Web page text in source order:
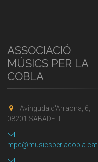
ASSOCIACIÓ
MÚSICS PER LA
COBLA
Avinguda d'Arraona, 6,
08201 SABADELL
mpc@musicsperlacobla.cat